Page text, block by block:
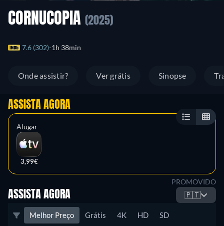
CORNUCOPIA (2025)
7.6 (302) 1h 38min
Onde assistir? Ver grátis Sinopse
ASSISTA AGORA
Alugar
3,99€
PROMOVIDO
ASSISTA AGORA 🇵🇹
Melhor Preço Grátis 4K HD SD